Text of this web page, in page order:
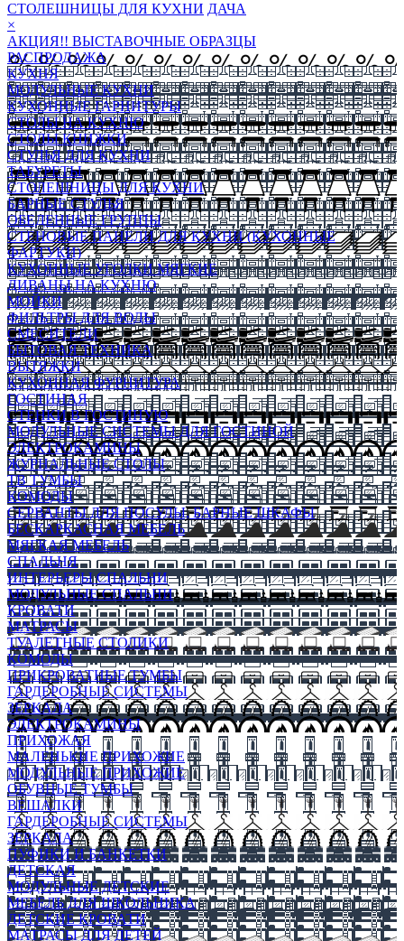
СТОЛЕШНИЦЫ ДЛЯ КУХНИ ДАЧА
×
АКЦИЯ!! ВЫСТАВОЧНЫЕ ОБРАЗЦЫ
РАСПРОДАЖА
КУХНЯ
МОДУЛЬНЫЕ КУХНИ
КУХОННЫЕ ГАРНИТУРЫ
СТОЛЫ НА КУХНЮ
СТОЛЫ КНИЖКИ
СТУЛЬЯ ДЛЯ КУХНИ
ТАБУРЕТЫ
СТОЛЕШНИЦЫ ДЛЯ КУХНИ
БАРНЫЕ СТУЛЬЯ
ОБЕДЕННЫЕ ГРУППЫ
СТЕНОВЫЕ ПАНЕЛИ ДЛЯ КУХНИ (КУХОННЫЕ
ФАРТУКИ)
КУХОННЫЕ УГОЛКИ МЯГКИЕ
ДИВАНЫ НА КУХНЮ
МОЙКИ
ФИЛЬТРЫ ДЛЯ ВОДЫ
СМЕСИТЕЛИ
БЫТОВАЯ ТЕХНИКА
ВЫТЯЖКИ
КУХОННАЯ ФУРНИТУРА
ГОСТИНАЯ
СТЕНКИ В ГОСТИНУЮ
МОДУЛЬНЫЕ СИСТЕМЫ ДЛЯ ГОСТИНОЙ
ЭЛЕКТРОКАМИНЫ
ЖУРНАЛЬНЫЕ СТОЛЫ
ТВ ТУМБЫ
КОМОДЫ
СЕРВАНТЫ ДЛЯ ПОСУДЫ, БАРНЫЕ ШКАФЫ
БЕСКАРКАСНАЯ МЕБЕЛЬ
МЯГКАЯ МЕБЕЛЬ
СПАЛЬНЯ
ИНТЕРЬЕРЫ СПАЛЬНИ
МОДУЛЬНЫЕ СПАЛЬНИ
КРОВАТИ
МАТРАСЫ
ТУАЛЕТНЫЕ СТОЛИКИ
КОМОДЫ
ПРИКРОВАТНЫЕ ТУМБЫ
ГАРДЕРОБНЫЕ СИСТЕМЫ
ЗЕРКАЛА
ЭЛЕКТРОКАМИНЫ
ПРИХОЖАЯ
МАЛЕНЬКИЕ ПРИХОЖИЕ
МОДУЛЬНЫЕ ПРИХОЖИЕ
ОБУВНЫЕ ТУМБЫ
ВЕШАЛКИ
ГАРДЕРОБНЫЕ СИСТЕМЫ
ЗЕРКАЛА
ПУФИКИ И БАНКЕТКИ
ДЕТСКАЯ
МОДУЛЬНЫЕ ДЕТСКИЕ
МЕБЕЛЬ ДЛЯ ШКОЛЬНИКА
ДЕТСКИЕ КРОВАТИ
МАТРАСЫ ДЛЯ ДЕТЕЙ